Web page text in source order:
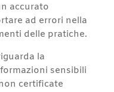
accurato
ad errori nella
delle pratiche.
la
sensibili
certificate